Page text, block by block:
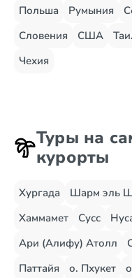
Польша
Румыния
Словения
США
Чехия
Туры на
курорты
Хургада Шарм эль
Хаммамет
Сусс
Ари (Алифу) Атолл
Паттайя
о. Пхукет